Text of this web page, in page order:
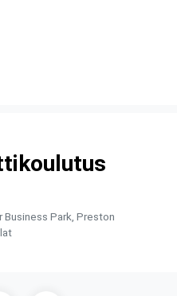
Business Park, Preston